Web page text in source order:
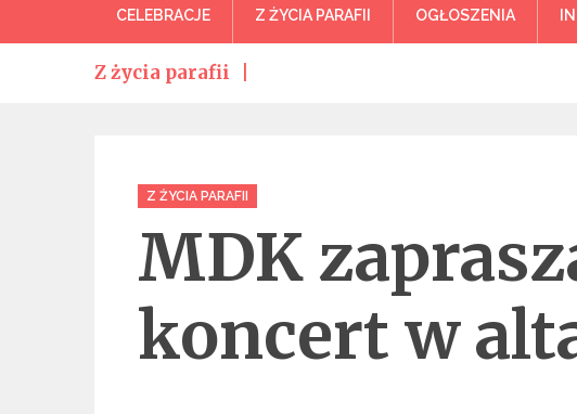
CELEBRACJE Z ŻYCIA PARAFII OGŁOSZENIA
Z życia parafii
Categories
Z ŻYCIA PARAFII
MDK
koncert w